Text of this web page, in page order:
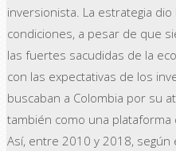
inversionista. La estrategia
condiciones, a pesar de que
las fuertes sacudidas de la
con las expectativas de los
buscaban a Colombia por su
también como una
Así, entre 2010 y 2018, según